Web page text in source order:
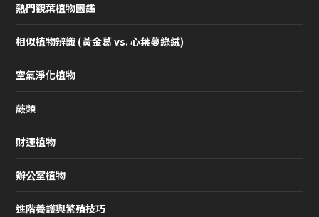
熱門觀葉植物圖鑑
相似植物辨識 (黃金葛 vs. 心葉蔓綠絨)
空氣淨化植物
蕨類
財運植物
辦公室植物
進階養護與繁殖技巧